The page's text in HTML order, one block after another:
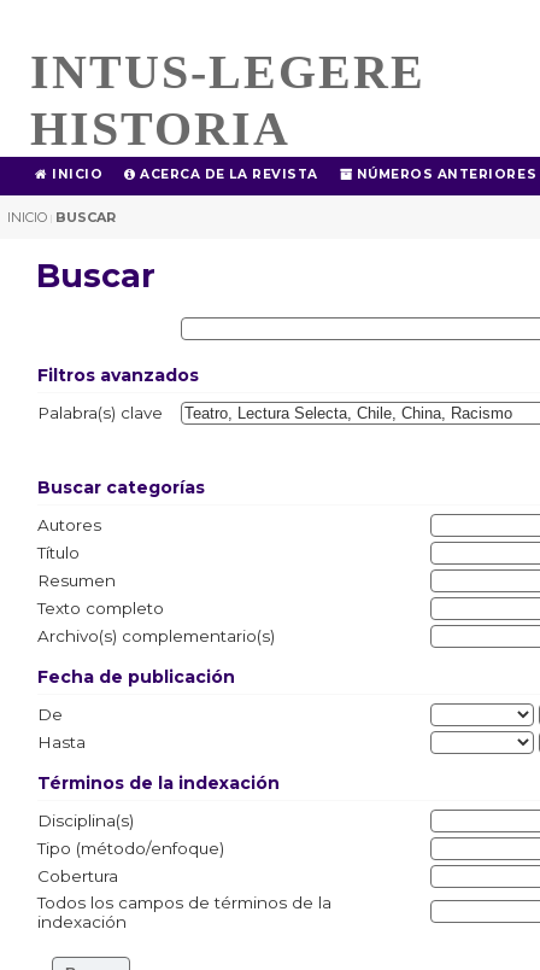
INTUS-LEGERE
HISTORIA
INICIO ACERCA DE LA REVISTA NÚMEROS ANTERIORES
INICIO | BUSCAR
Buscar
Filtros avanzados
Palabra(s) clave
Buscar categorías
Autores
Título
Resumen
Texto completo
Archivo(s) complementario(s)
Fecha de publicación
De
Hasta
Términos de la indexación
Disciplina(s)
Tipo (método/enfoque)
Cobertura
Todos los campos de términos de la
indexación